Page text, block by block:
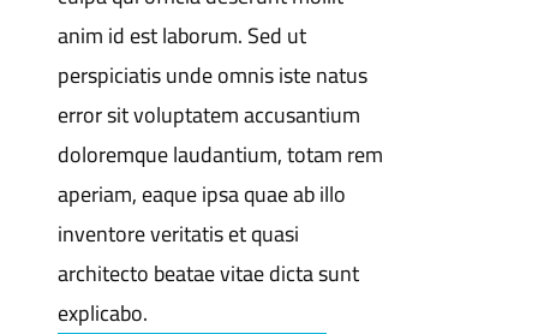
anim id est laborum. Sed ut
perspiciatis unde omnis iste natus
error sit voluptatem accusantium
doloremque laudantium, totam rem
aperiam, eaque ipsa quae ab illo
inventore veritatis et quasi
architecto beatae vitae dicta sunt
explicabo.